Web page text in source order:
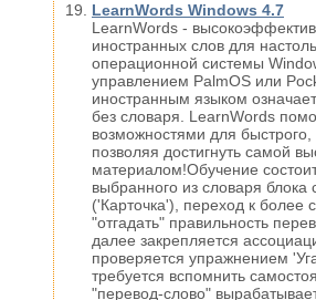
LearnWords Windows 4.7
LearnWords -
иностранных слов для
операционной системы
управлением PalmOS или
иностранным языком
без словаря. LearnWords
возможностями для
позволяя достигнуть самой
материалом!Обучение
выбранного из словаря блока
('Карточка'), переход к
"отгадать" правильность
далее закрепляется
проверяется упражнением
требуется вспомнить
"перевод-слово"